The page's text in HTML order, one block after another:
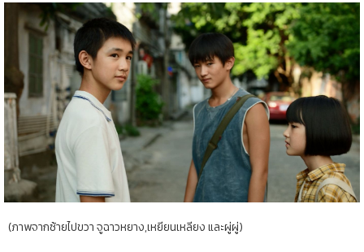
(ภาพจากซ้ายไปขวา จูฉาวหยาง,เหยียนเหลียง และผู่ผู่)